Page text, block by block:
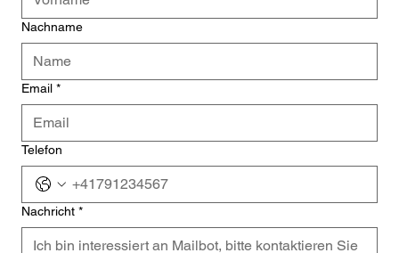
Nachname
Email *
Telefon
Nachricht *